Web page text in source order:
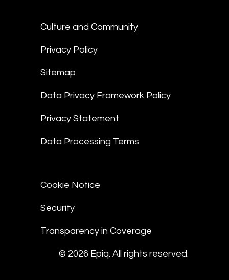
Culture and Community
Privacy Policy
Sitemap
Data Privacy Framework Policy
Privacy Statement
Data Processing Terms
Cookie Notice
Security
Transparency in Coverage
© 2026 Epiq. All rights reserved.